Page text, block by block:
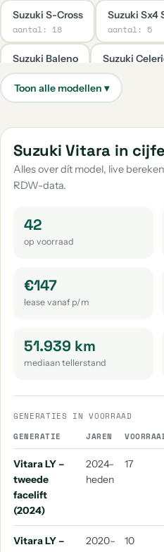
Suzuki S-Cross
aantal: 18
Suzuki Sx4
aantal: 5
Suzuki Baleno
aantal: 3
Suzuki
aantal: 3
Suzuki Swace Suzuki Across
Suzuki Splash
aantal: 2
Suzuki
aantal: 1
Suzuki Sj-413
Suzuki Vitara in
Alles over dít model, live
RDW-data.
42
op voorraad
€147
lease vanaf p/m
51.939 km
mediaan tellerstand
GENERATIES IN VOORRAAD
GENERATIE
JAREN
Vitara LY –
tweede
facelift
(2024)
2024–
heden
17
Vitara LY –
2020–
10